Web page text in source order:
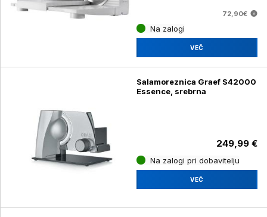
72,90€
Na zalogi
VEČ
Salamoreznica Graef S42000
Essence, srebrna
249,99 €
Na zalogi pri dobavitelju
VEČ